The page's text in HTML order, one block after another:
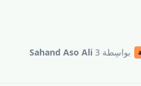
بواسِطة Sahand Aso Ali 3